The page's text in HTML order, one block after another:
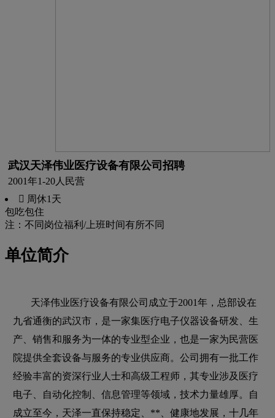
武汉天泽伟业医疗设备有限公司招聘
2001年1-20人 民营
 周休1天
包吃包住
注：不同岗位福利/上班时间有所不同
单位简介
天泽伟业医疗设备有限公司成立于2001年，总部设在
九省通衡的武汉市，是一家集医疗电子仪器设备研发、生
产、销售和服务为一体的专业型企业，也是一家为民营医
院提供全套设备与服务的专业供应商。公司拥有一批工作
经验丰富的资深行业人士和高级工程师，其专业涉及医疗
电子、自动化控制、信息管理等领域，技术力量雄厚。自
成立至今，天泽一直保持稳定、**、健康地发展，十几年